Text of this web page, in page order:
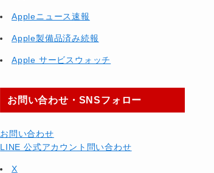
Appleニュース速報
Apple製備品済み続報
Apple サービスウォッチ
お問い合わせ・SNSフォロー
お問い合わせ
LINE 公式アカウント問い合わせ
X